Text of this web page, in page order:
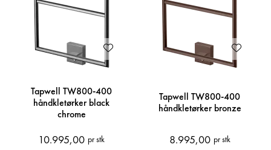
Tapwell TW800-400
håndkletørker black
chrome
10.995,00 pr stk
Tapwell TW800-400
håndkletørker bronze
8.995,00 pr stk